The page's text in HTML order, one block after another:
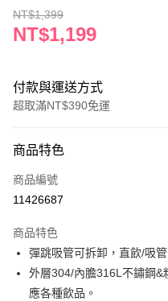
NT$1,399
NT$1,199
付款與運送方式
超取滿NT$390免運
POYA支付
信用卡一次付款
LINE Pay
Apple Pay
商品特色
商品編號
11426687
商品特色
彈跳吸管可拆卸，直飲/吸
外層304/內膽316L不鏽鋼&
應各種飲品。